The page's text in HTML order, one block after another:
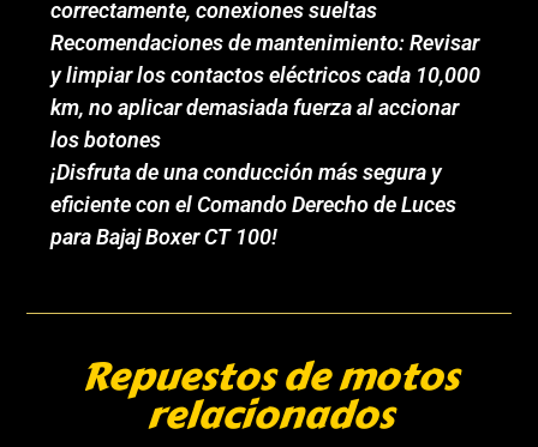
correctamente, conexiones sueltas
Recomendaciones de mantenimiento: Revisar
y limpiar los contactos eléctricos cada 10,000
km, no aplicar demasiada fuerza al accionar
los botones
¡Disfruta de una conducción más segura y
eficiente con el Comando Derecho de Luces
para Bajaj Boxer CT 100!
Repuestos de motos
relacionados